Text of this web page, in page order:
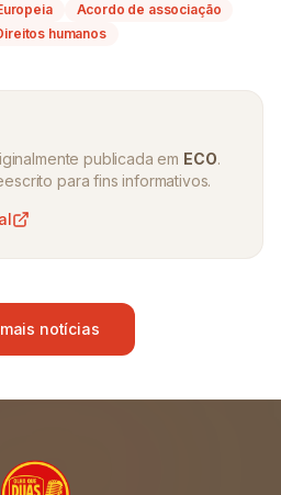
Acordo de associação
humanos
publicada em ECO.
para fins informativos.
notícias